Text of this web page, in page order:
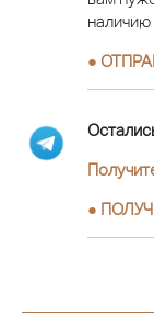
наличию
●
●